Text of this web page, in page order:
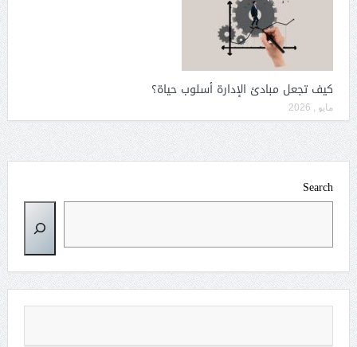
كيف تجعل مبادئ الإدارة أسلوب حياة؟
مايو , 2026
Search